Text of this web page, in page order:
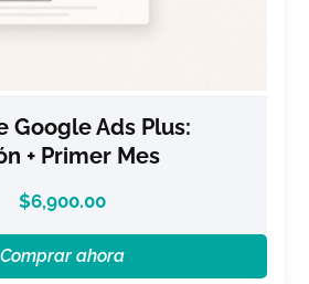
Google Ads Plus:
+ Primer Mes
$6,900.00
Comprar ahora